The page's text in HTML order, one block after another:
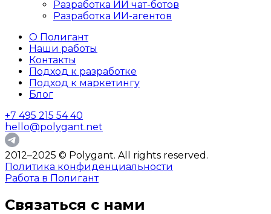
Разработка ИИ чат-ботов
Разработка ИИ-агентов
О Полигант
Наши работы
Контакты
Подход к разработке
Подход к маркетингу
Блог
+7 495 215 54 40
hello@polygant.net
2012–2025 © Polygant. All rights reserved.
Политика конфиденциальности
Работа в Полигант
Связаться с нами